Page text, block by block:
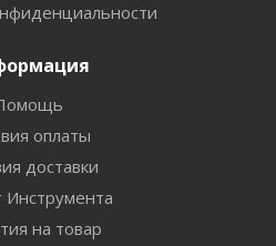
оплаты
доставки
Инструмента
на товар